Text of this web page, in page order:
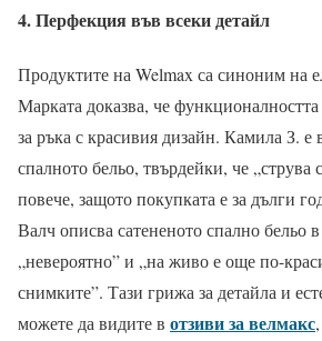
4. Перфекция във всеки детайл
Продуктите на Welmax са синоним на
Марката доказва, че
за ръка с красивия дизайн. Камила З. е
спалното бельо, твърдейки, че „струва
повече, защото покупката е за дълги
Валч описва сатененото спално бельо
„невероятно” и „на живо е още по-
снимките”. Тази грижа за детайла и
можете да видите в отзиви за велмакс